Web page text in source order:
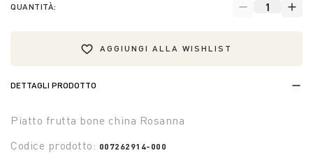
QUANTITÀ:
AGGIUNGI ALLA WISHLIST
DETTAGLI PRODOTTO
Piatto frutta bone china Rosanna
Codice prodotto: 007262914-000